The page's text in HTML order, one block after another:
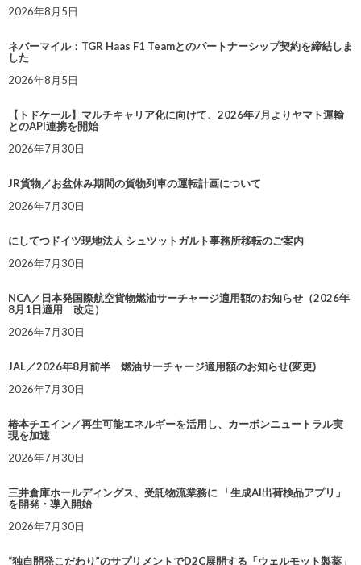
2026年8月5日
ネバーマイル：TGR Haas F1 Teamとのパートナーシップ契約を締結しま
した
2026年8月5日
【トドケール】マルチキャリア化に向けて、2026年7月よりヤマト運輸
とのAPI連携を開始
2026年7月30日
JR貨物／お盆休み期間の貨物列車の運転計画について
2026年7月30日
にしてつドイツ現地法人 シュツットガルト事務所移転のご案内
2026年7月30日
NCA／日本発国際航空貨物燃油サーチャージ適用額のお知らせ（2026年
8月1日適用 改定）
2026年7月30日
JAL／2026年8月前半 燃油サーチャージ適用額のお知らせ(変更)
2026年7月30日
椿本チエイン／再生可能エネルギーを活用し、カーボンニュートラル実
現を加速
2026年7月30日
三井倉庫ホールディングス、受託物流業務に 「生成AI出荷検品アプリ」
を開発・導入開始
2026年7月30日
“独自開発こだわり”のサプリメントでD2C展開する「ウェルモット製薬」